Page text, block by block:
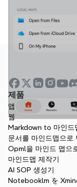
제품
앱
웹
Markdown to 마인드
문서를 마인드맵으로
Opml을 마인드 맵으
마인드맵 제작기
AI SOP 생성기
Notebooklm を